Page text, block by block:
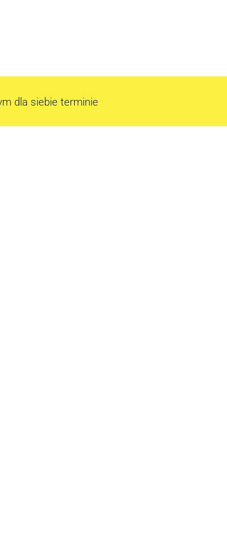
dla siebie terminie